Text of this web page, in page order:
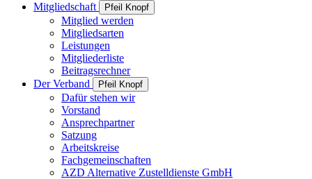
Mitgliedschaft
Pfeil Knopf
Mitglied werden
Mitgliedsarten
Leistungen
Mitgliederliste
Beitragsrechner
Der Verband
Pfeil Knopf
Dafür stehen wir
Vorstand
Ansprechpartner
Satzung
Arbeitskreise
Fachgemeinschaften
AZD Alternative Zustelldienste GmbH